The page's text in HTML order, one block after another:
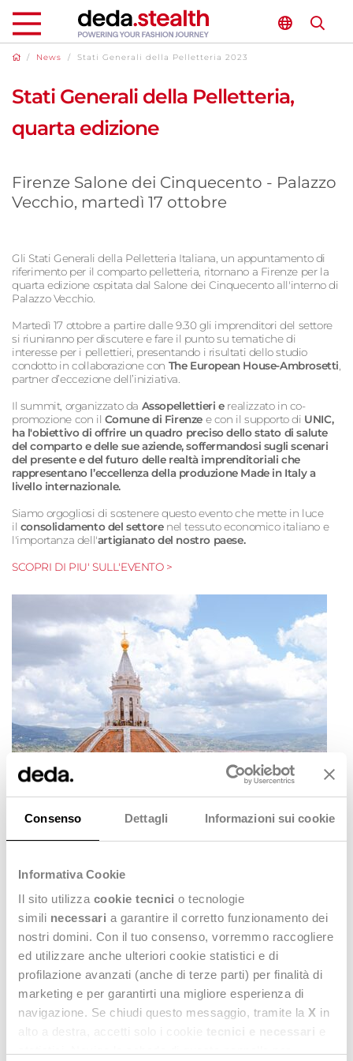
Consenso Dettagli Informazioni sui cookie
Informativa Cookie
Il sito utilizza cookie tecnici o tecnologie
simili necessari a garantire il corretto funzionamento dei
nostri domini. Con il tuo consenso, vorremmo raccogliere
ed utilizzare anche ulteriori cookie statistici e di
profilazione avanzati (anche di terze parti) per finalità di
marketing e per garantirti una migliore esperienza di
navigazione. Se chiudi questo messaggio, tramite la X in
/ News / Stati Generali della Pelletteria 2023
Stati Generali della Pelletteria,
quarta edizione
Firenze Salone dei Cinquecento - Palazzo
Vecchio, martedì 17 ottobre
Gli Stati Generali della Pelletteria Italiana, un appuntamento di
riferimento per il comparto pelletteria, ritornano a Firenze per la
quarta edizione ospitata dal Salone dei Cinquecento all'interno di
Palazzo Vecchio.
Martedì 17 ottobre a partire dalle 9.30 gli imprenditori del settore
si riuniranno per discutere e fare il punto su tematiche di
interesse per i pellettieri, presentando i risultati dello studio
condotto in collaborazione con The European House-Ambrosetti
partner d’eccezione dell’iniziativa.
Il summit, organizzato da Assopellettieri e realizzato in co-
promozione con il Comune di Firenze e con il supporto di UNIC,
ha l'obiettivo di offrire unquadro preciso dello stato di salute
del comparto e delle sue aziende, soffermandosi sugli scenari
del presente e del futuro delle realtà imprenditoriali che
rappresentano l’eccellenza della produzione Made in Italy a
livello internazionale.
Siamo orgogliosi di sostenere questo evento che mette in luce
il consolidamento del settorenel tessuto economico italiano e
l'importanza dell'artigianato del nostro paese.
SCOPRI DI PIU' SULL'EVENTO >